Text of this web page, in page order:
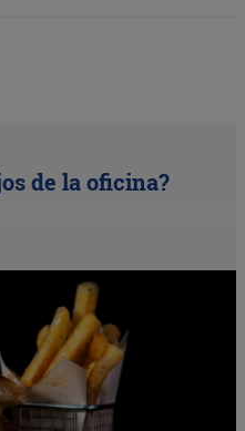
de la oficina?